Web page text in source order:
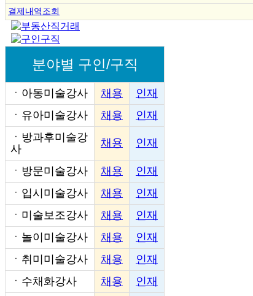
결제내역조회
분야별 구인/구직
ㆍ 아동미술강사 채용
인재
ㆍ 유아미술강사 채용
인재
ㆍ 방과후미술강
사
채용 인재
ㆍ 방문미술강사 채용
인재
ㆍ 입시미술강사 채용
인재
ㆍ 미술보조강사 채용
인재
ㆍ 놀이미술강사 채용
인재
ㆍ 취미미술강사 채용
인재
ㆍ 수채화강사 채용
인재